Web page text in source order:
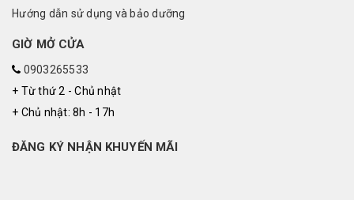
Hướng dẫn sử dụng và bảo dưỡng
GIỜ MỞ CỬA
0903265533
+ Từ thứ 2 - Chủ nhật
+ Chủ nhật: 8h - 17h
ĐĂNG KÝ NHẬN KHUYẾN MÃI